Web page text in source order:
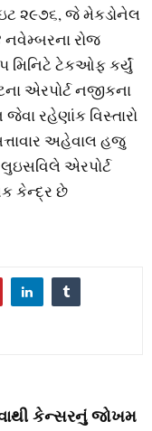
૨૯૭૬, જે મેકડોનેલ
રોજ
મિનિટે ટેકઓફ કર્યું
એરપોર્ટ નજીકના
રહેણાંક વિસ્તારો
અહેવાલ હજુ
એરપોર્ટ
કેન્દ્ર છે
કેન્સરનું જોખમ